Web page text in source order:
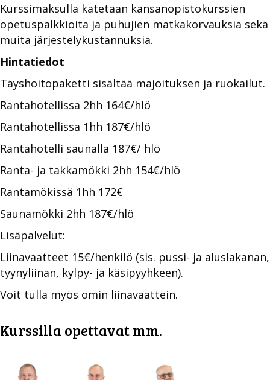
Kurssimaksulla katetaan kansanopistokurssien
opetuspalkkioita ja puhujien matkakorvauksia sekä
muita järjestelykustannuksia.
Hintatiedot
Täyshoitopaketti sisältää majoituksen ja ruokailut.
Rantahotellissa 2hh 164€/hlö
Rantahotellissa 1hh 187€/hlö
Rantahotelli saunalla 187€/ hlö
Ranta- ja takkamökki 2hh 154€/hlö
Rantamökissä 1hh 172€
Saunamökki 2hh 187€/hlö
Lisäpalvelut:
Liinavaatteet 15€/henkilö (sis. pussi- ja aluslakanan,
tyynyliinan, kylpy- ja käsipyyhkeen).
Voit tulla myös omin liinavaattein.
Kurssilla opettavat mm.